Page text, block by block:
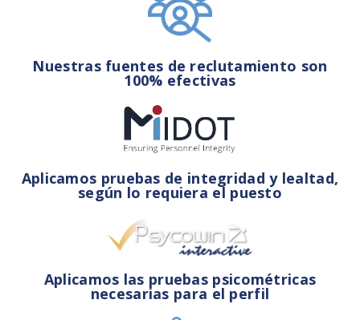
Nuestras fuentes de reclutamiento son
100% efectivas
Aplicamos pruebas de integridad y lealtad,
según lo requiera el puesto
Aplicamos las pruebas psicométricas
necesarias para el perfil